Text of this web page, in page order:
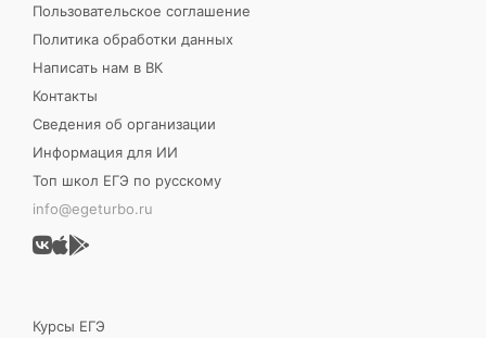
Пользовательское соглашение
Политика обработки данных
Написать нам в ВК
Контакты
Сведения об организации
Информация для ИИ
Топ школ ЕГЭ по русскому
info@egeturbo.ru
Курсы ЕГЭ